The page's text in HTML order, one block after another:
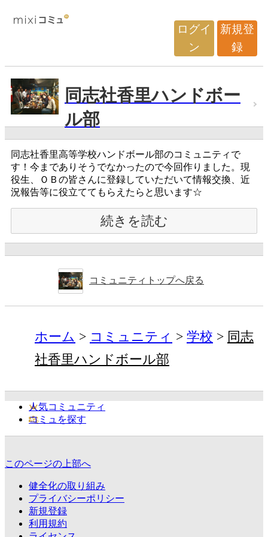
ログイ
ン
新規登
録
同志社香里ハンドボー
ル部
同志社香里高等学校ハンドボール部のコミュニティで
す！今までありそうでなかったので今回作りました。現
役生、ＯＢの皆さんに登録していただいて情報交換、近
況報告等に役立ててもらえたらと思います☆
続きを読む
コミュニティトップへ戻る
ホーム コミュニティ 学校
同志
社香里ハンドボール部
人気コミュニティ
コミュを探す
このページの上部へ
健全化の取り組み
プライバシーポリシー
新規登録
利用規約